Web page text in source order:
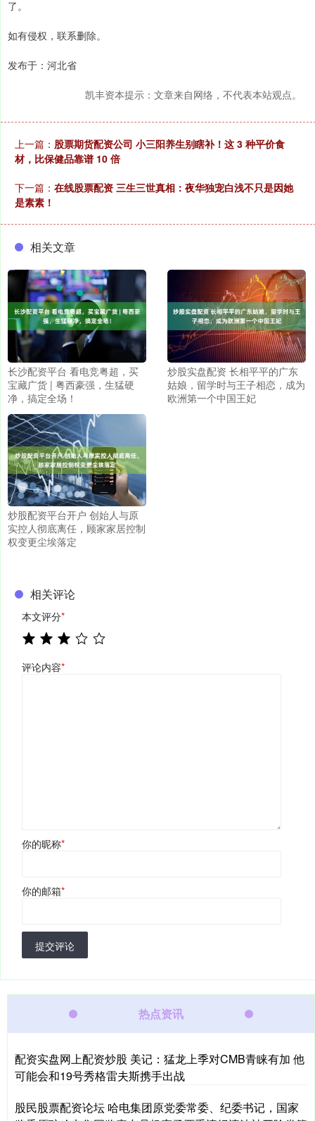
了。
如有侵权，联系删除。
发布于：河北省
凯丰资本提示：文章来自网络，不代表本站观点。
上一篇： 股票期货配资公司 小三阳养生别瞎补！这 3 种平价食
材，比保健品靠谱 10 倍
下一篇： 在线股票配资 三生三世真相：夜华独宠白浅不只是因她
是素素！
相关文章
长沙配资平台 看电竞粤超，买
宝藏广货 | 粤西豪强，生猛硬
净，搞定全场！
炒股实盘配资 长相平平的广东
姑娘，留学时与王子相恋，成为
欧洲第一个中国王妃
炒股配资平台开户 创始人与原
实控人彻底离任，顾家家居控制
权变更尘埃落定
相关评论
本文评分*
评论内容*
你的昵称*
你的邮箱*
提交评论
热点资讯
配资实盘网上配资炒股 美记：猛龙上季对CMB青睐有加 他
可能会和19号秀格雷夫斯携手出战
股民股票配资论坛 哈电集团原党委常委、纪委书记，国家